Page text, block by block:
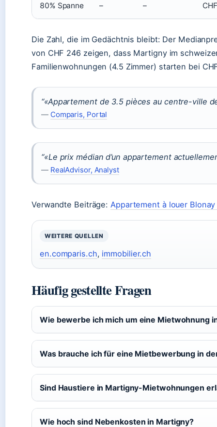
80% Spanne – –
Die Zahl, die im Gedächtnis bleibt: Der
von CHF 246 zeigen, dass Martigny im
Familienwohnungen (4.5 Zimmer) starten bei
“«Appartement de 3.5 pièces au centre-ville
— Comparis, Portal
“«Le prix médian d’un appartement
— RealAdvisor, Analyst
Verwandte Beiträge: Appartement à louer
WEITERE QUELLEN
en.comparis.ch, immobilier.ch
Häufig gestellte Fragen
Wie bewerbe ich mich um eine Mietwohnung
Was brauche ich für eine Mietbewerbung in
Sind Haustiere in Martigny-Mietwohnungen
Wie hoch sind Nebenkosten in Martigny?